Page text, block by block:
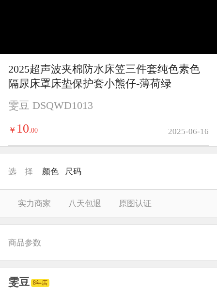
i
d
2025超声波夹棉防水床笠三件套纯色素色
隔尿床罩床垫保护套小熊仔-薄荷绿
雯豆 DSQWD1013
￥ 10.00 2025-06-16
选 择 颜色 尺码
实力商家 八天包退 原图认证
商品参数
雯豆 8年店